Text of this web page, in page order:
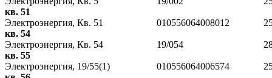
кв. 51
Электроэнергия, Кв. 51
010556064008012
кв. 54
Электроэнергия, Кв. 54
19/054
кв. 55
Электроэнергия, 19/55(1)
010556064006574